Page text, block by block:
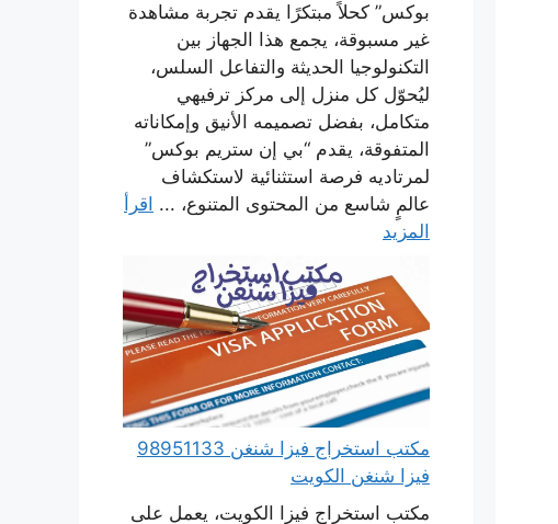
بوكس” كحلاً مبتكرًا يقدم تجربة مشاهدة
غير مسبوقة، يجمع هذا الجهاز بين
التكنولوجيا الحديثة والتفاعل السلس،
ليُحوّل كل منزل إلى مركز ترفيهي
متكامل، بفضل تصميمه الأنيق وإمكاناته
المتفوقة، يقدم “بي إن ستريم بوكس”
لمرتاديه فرصة استثنائية لاستكشاف
عالمٍ شاسع من المحتوى المتنوع، ... اقرأ
المزيد
مكتب استخراج فيزا شنغن 98951133
فيزا شنغن الكويت
مكتب استخراج فيزا الكويت، يعمل على